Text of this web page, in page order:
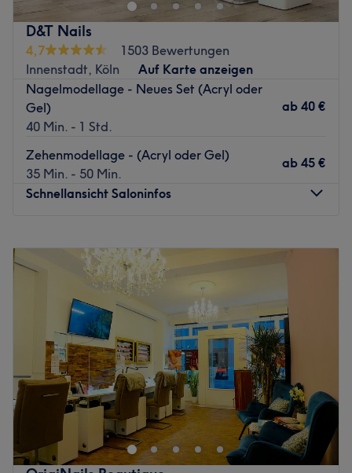
D&T Nails
4,7
1503 Bewertungen
Innenstadt, Köln
Auf Karte anzeigen
Nagelmodellage - Neues Set (Acryl oder
Gel)
40 Min. - 1 Std.
ab 40 €
Zehenmodellage - (Acryl oder Gel)
35 Min. - 50 Min.
ab 45 €
Schnellansicht Saloninfos
Dienstag
Mittwoch
Freitag
09:30–19:30
Samstag
09:30–18:00
Sonntag
Geschlossen
Du suchst nach einem Top-Nagelstudio in der Kölner
Innenstadt? Die Suche hat ein Ende. Komm in das
Nagelstudio D&T Nails, den Experten für Pflege und
Design deiner Nägel. Worauf wartest du noch? Buche
deinen nächsten Wunschtermin ganz einfach und bequem